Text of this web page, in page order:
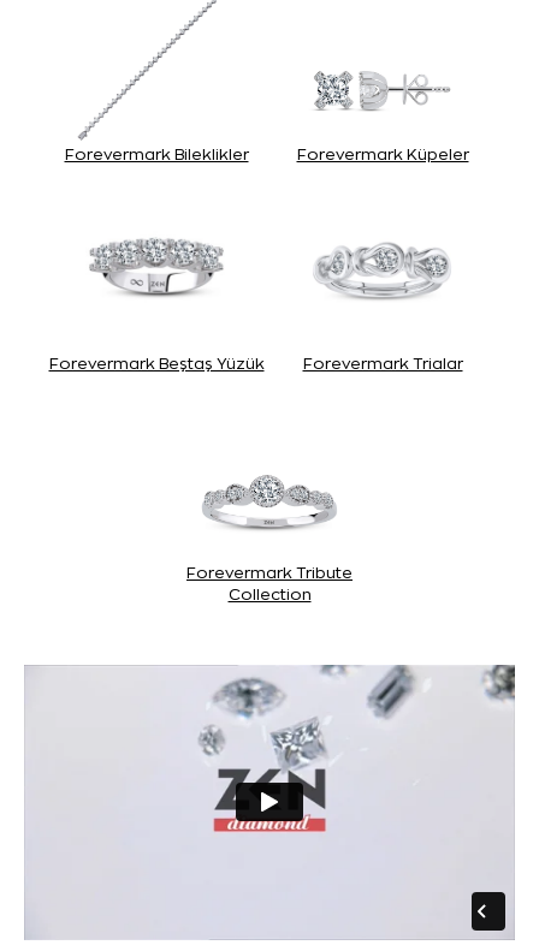
Forevermark Bileklikler Forevermark Küpeler
Forevermark Beştaş Yüzük Forevermark Trialar
Forevermark Tribute
Collection